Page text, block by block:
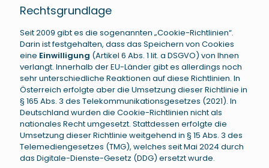
Rechtsgrundlage
Seit 2009 gibt es die sogenannten „Cookie-Richtlinien“.
Darin ist festgehalten, dass das Speichern von Cookies
eine Einwilligung (Artikel 6 Abs. 1 lit. a DSGVO) von Ihnen
verlangt. Innerhalb der EU-Länder gibt es allerdings noch
sehr unterschiedliche Reaktionen auf diese Richtlinien. In
Österreich erfolgte aber die Umsetzung dieser Richtlinie in
§ 165 Abs. 3 des Telekommunikationsgesetzes (2021). In
Deutschland wurden die Cookie-Richtlinien nicht als
nationales Recht umgesetzt. Stattdessen erfolgte die
Umsetzung dieser Richtlinie weitgehend in § 15 Abs. 3 des
Telemediengesetzes (TMG), welches seit Mai 2024 durch
das Digitale-Dienste-Gesetz (DDG) ersetzt wurde.